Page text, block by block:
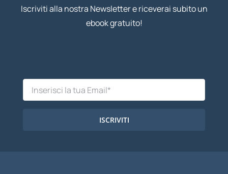
Iscriviti alla nostra Newsletter e riceverai subito un
ebook gratuito!
ISCRIVITI